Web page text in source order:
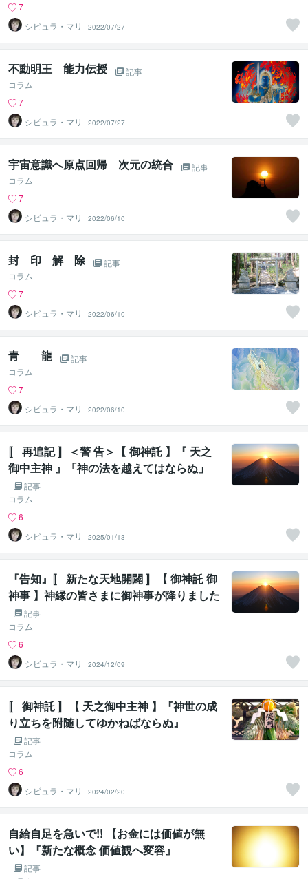
7
シビュラ・マリ
2022/07/27
不動明王 能力伝授
記事
コラム
7
シビュラ・マリ
2022/07/27
宇宙意識へ原点回帰 次元の統合
記事
コラム
7
シビュラ・マリ
2022/06/10
封 印 解 除
記事
コラム
7
シビュラ・マリ
2022/06/10
青 龍
記事
コラム
7
シビュラ・マリ
2022/06/10
〚 再追記 〛＜警 告＞【 御神託 】『 天之
御中主神 』「神の法を越えてはならぬ」
記事
コラム
6
シビュラ・マリ
2025/01/13
『告知』〚 新たな天地開闢 〛【 御神託 御
神事 】神縁の皆さまに御神事が降りました
記事
コラム
6
シビュラ・マリ
2024/12/09
〚 御神託 〛【 天之御中主神 】『神世の成
り立ちを附随してゆかねばならぬ』
記事
コラム
6
シビュラ・マリ
2024/02/20
自給自足を急いで!! 【お金には価値が無
い】『新たな概念 価値観へ変容』
記事